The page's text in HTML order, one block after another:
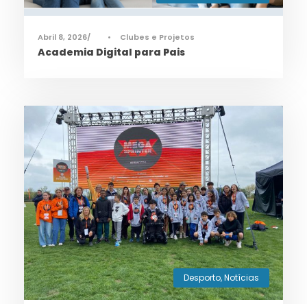
Abril 8, 2026 • Clubes e Projetos
Academia Digital para Pais
Desporto,Notícias